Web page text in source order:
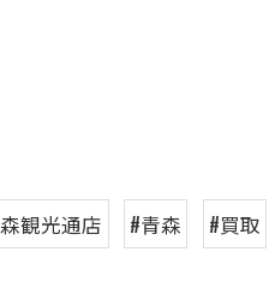
観光通店 #青森 #買取